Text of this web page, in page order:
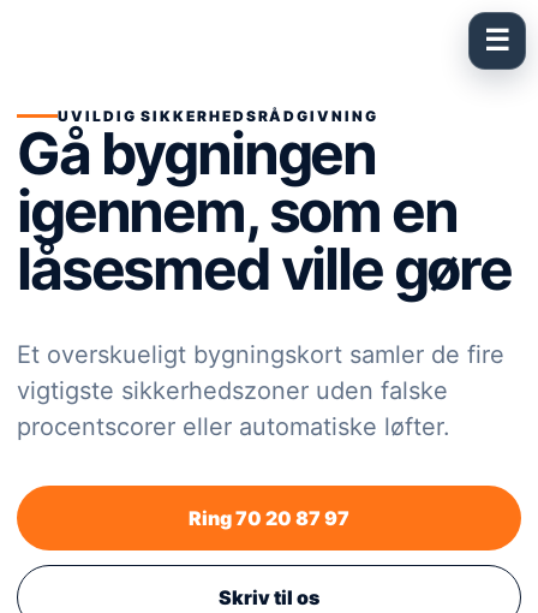
UVILDIG SIKKERHEDSRÅDGIVNING
Gå bygningen
igennem, som en
låsesmed ville gøre
Et overskueligt bygningskort samler de fire
vigtigste sikkerhedszoner uden falske
procentscorer eller automatiske løfter.
Ring 70 20 87 97
Skriv til os
☰